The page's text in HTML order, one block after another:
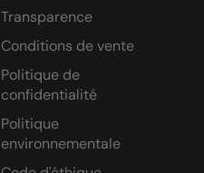
Transparence
Conditions de vente
Politique de
confidentialité
Politique
environnementale